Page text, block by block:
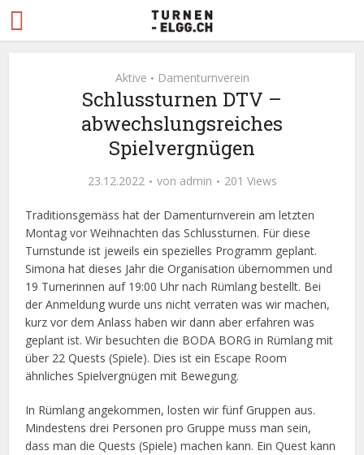
Aktive • Damenturnverein
Schlussturnen DTV –
abwechslungsreiches
Spielvergnügen
23.12.2022 von admin 201 Views
Traditionsgemäss hat der Damenturnverein am letzten
Montag vor Weihnachten das Schlussturnen. Für diese
Turnstunde ist jeweils ein spezielles Programm geplant.
Simona hat dieses Jahr die Organisation übernommen und
19 Turnerinnen auf 19:00 Uhr nach Rümlang bestellt. Bei
der Anmeldung wurde uns nicht verraten was wir machen,
kurz vor dem Anlass haben wir dann aber erfahren was
geplant ist. Wir besuchten die BODA BORG in Rümlang mit
über 22 Quests (Spiele). Dies ist ein Escape Room
ähnliches Spielvergnügen mit Bewegung.
In Rümlang angekommen, losten wir fünf Gruppen aus.
Mindestens drei Personen pro Gruppe muss man sein,
dass man die Quests (Spiele) machen kann. Ein Quest kann